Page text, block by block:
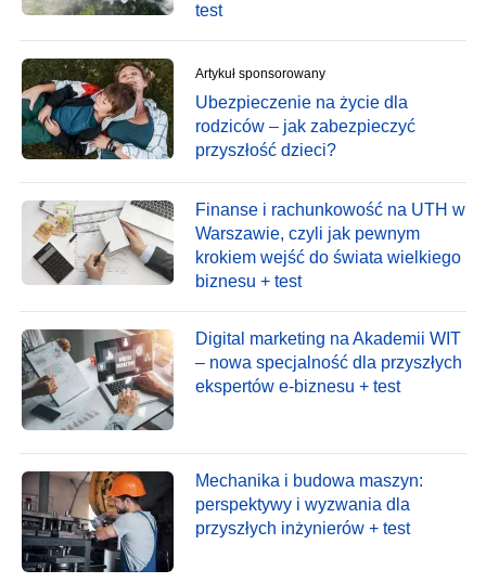
test
Artykuł sponsorowany
Ubezpieczenie na życie dla
rodziców – jak zabezpieczyć
przyszłość dzieci?
Finanse i rachunkowość na UTH w
Warszawie, czyli jak pewnym
krokiem wejść do świata wielkiego
biznesu + test
Digital marketing na Akademii WIT
– nowa specjalność dla przyszłych
ekspertów e-biznesu + test
Mechanika i budowa maszyn:
perspektywy i wyzwania dla
przyszłych inżynierów + test